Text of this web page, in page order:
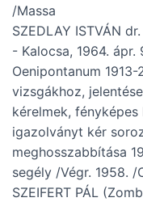
/Massa
SZEDLAY ISTVÁN
- Kalocsa, 1964. ápr.
Oenipontanum
vizsgákhoz,
kérelmek,
igazolványt kér
meghosszabbítása
segély /Végr. 1958. /
SZEIFERT PÁL